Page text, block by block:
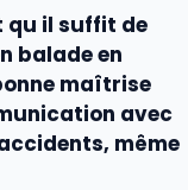
qu il suffit de
balade en
maîtrise
avec
même